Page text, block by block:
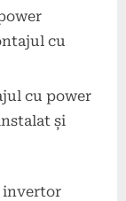
cu
cu power
și
invertor